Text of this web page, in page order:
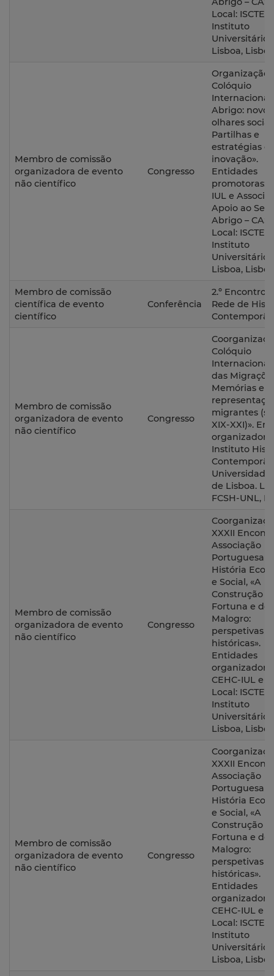
Local: ISCTE-
Instituto
Universitário
Lisboa,
Membro de comissão
organizadora de evento
não científico
Congresso
Organização
Colóquio
Internacional:
Abrigo: novos
olhares
Partilhas e
estratégias
inovação».
Entidades
promotoras:
IUL e
Apoio ao Sem
Abrigo –
Local: ISCTE-
Instituto
Universitário
Lisboa,
Membro de comissão
científica de evento
científico
Conferência
2.º Encontro
Rede de
Membro de comissão
organizadora de evento
não científico
Congresso
Colóquio
Internacional
das
Memórias e
migrantes
XIX-XXI)».
organizadora
Instituto
Universidade
de Lisboa.
FCSH-UNL,
Membro de comissão
organizadora de evento
não científico
Congresso
XXXII
Associação
Portuguesa
História
e Social, «A
Construção
Fortuna e do
Malogro:
perspetivas
históricas».
Entidades
CEHC-IUL e
Local: ISCTE –
Instituto
Universitário
Lisboa,
Membro de comissão
organizadora de evento
não científico
Congresso
XXXII
Associação
Portuguesa
História
e Social, «A
Construção
Fortuna e do
Malogro:
perspetivas
históricas».
Entidades
CEHC-IUL e
Local: ISCTE –
Instituto
Universitário
Lisboa,